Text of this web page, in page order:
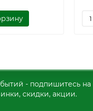
- подпишитесь на
скидки, акции.